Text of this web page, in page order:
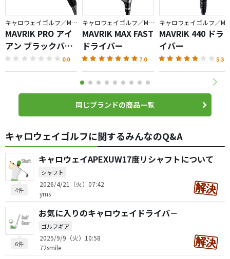
キャロウェイゴルフ／MAVRIK
MAVRIK PRO アイ
アン ブラックバー
ジョン
0.0
キャロウェイゴルフ／MAVRIK
MAVRIK MAX FAST
ドライバー
7.0
MAVRIK 440 ドラ
イバー
5.3
同じブランドの商品一覧
キャロウェイゴルフに関するみんなのQ&A
4件
キャロウェイAPEXUW17度リシャフトについて
シャフト
2026/4/21（火）07:42
yms
6件
お気に入りのキャロウェイドライバ－
ゴルフギア
2025/9/9（火）10:58
72smile